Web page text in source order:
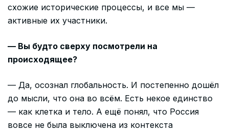
схожие исторические процессы, и все мы —
активные их участники.
— Вы будто сверху посмотрели на
происходящее?
— Да, осознал глобальность. И постепенно дошёл
до мысли, что она во всём. Есть некое единство
— как клетка и тело. А ещё понял, что Россия
вовсе не была выключена из контекста